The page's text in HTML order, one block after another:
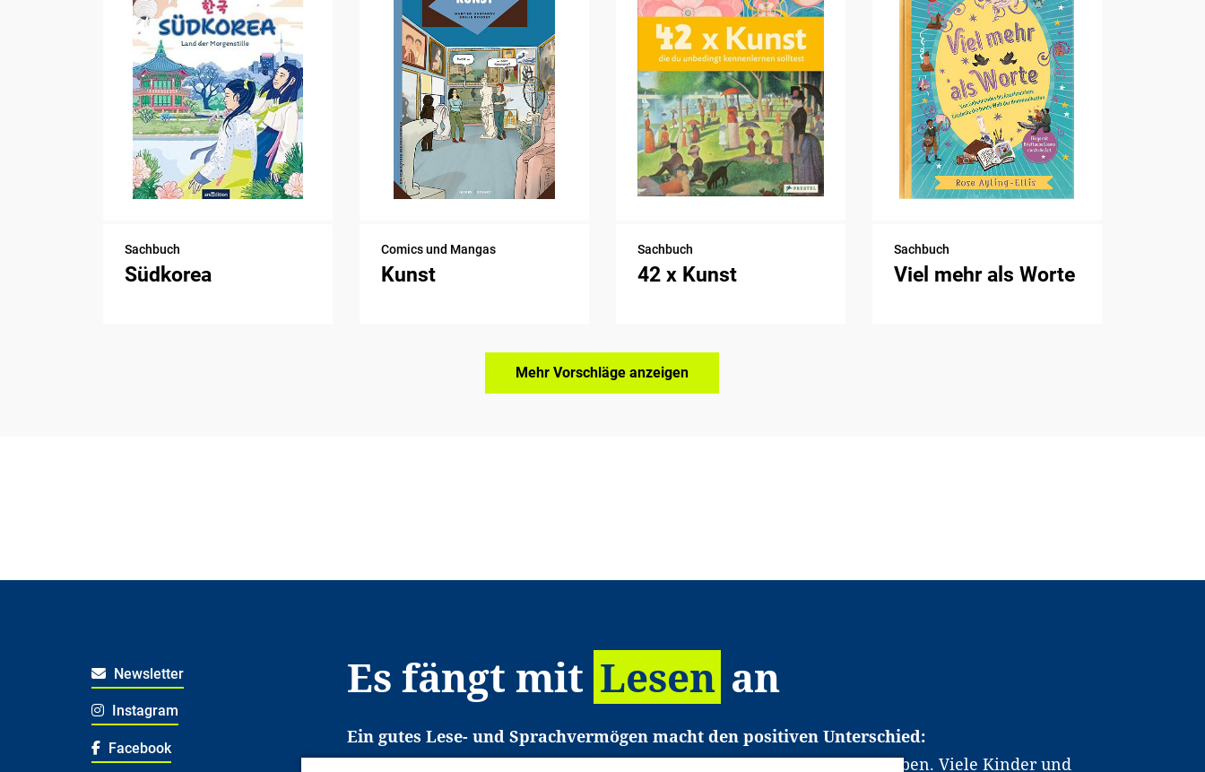
Sachbuch
Südkorea
Comics und Mangas
Kunst
Sachbuch
42 x Kunst
Sachbuch
Viel mehr als Worte
Mehr Vorschläge anzeigen
Newsletter
Instagram
Facebook
Es fängt mit Lesen an
Ein gutes Lese- und Sprachvermögen macht den positiven Unterschied:
Es erleichtert den Zugang zu Bildung und einem erfolgreichen Berufsleben. Viele Kinder und